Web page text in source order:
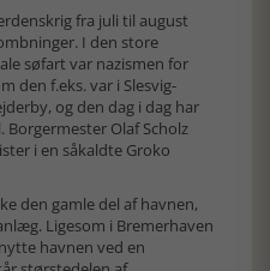
fra juli til august
I den store
søfart var nazismen for
den f.eks. var i Slesvig-
og den dag i dag har
Olaf Scholz
i en såkaldte Groko
den gamle del af havnen,
Ligesom i Bremerhaven
havnen ved en